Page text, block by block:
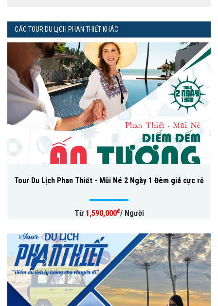
CÁC TOUR DU LỊCH PHAN THIẾT KHÁC
Tour Du Lịch Phan Thiết - Mũi Né 2 Ngày 1 Đêm giá cực rẻ
Từ 1,590,000đ/ Người